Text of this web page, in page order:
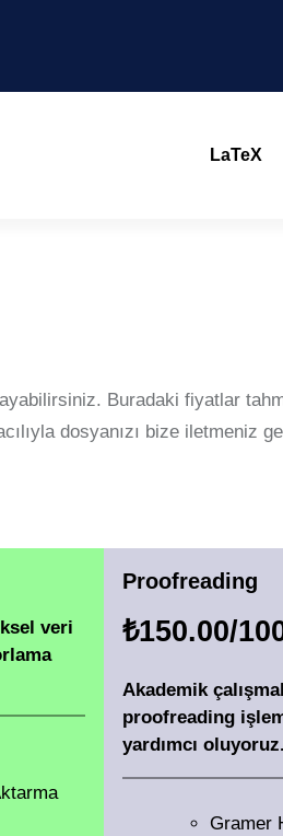
LaTeX
Buradaki fiyatlar
dosyanızı bize iletmeniz
veri
Proofreading
₺150.00/
Akademik
proofreading
yardımcı oluyoruz.
Gramer